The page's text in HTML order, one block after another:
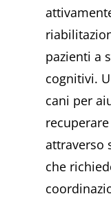
pazienti a
cognitivi.
cani per
attraverso
che